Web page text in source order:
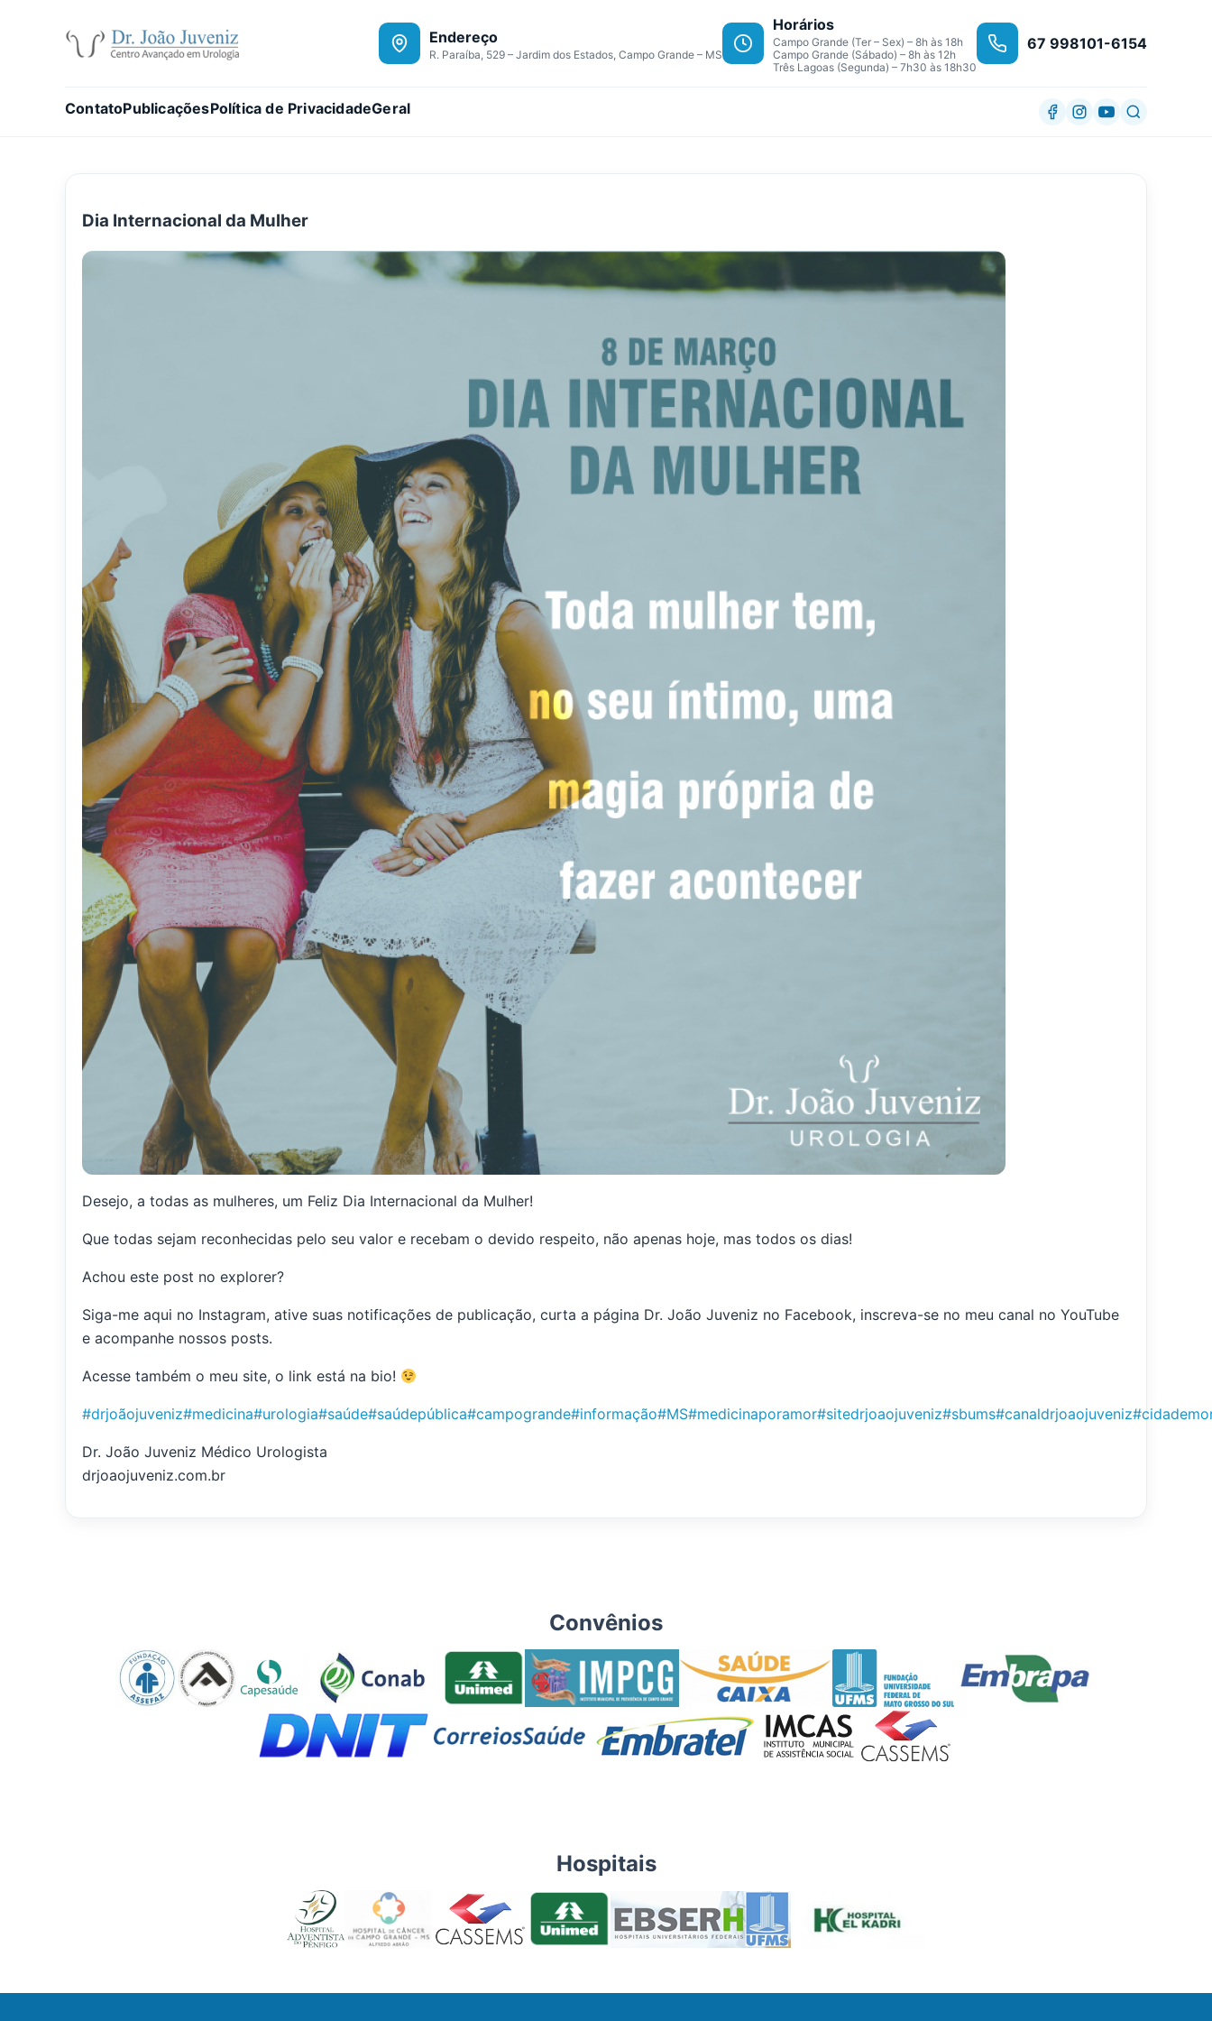
Endereço
R. Paraíba, 529 – Jardim dos Estados, Campo Grande – MS
Horários
Campo Grande (Ter – Sex) – 8h às 18h
Campo Grande (Sábado) – 8h às 12h
Três Lagoas (Segunda) – 7h30 às 18h30
67 998101-6154
ContatoPublicaçõesPolítica de PrivacidadeGeral
Dia Internacional da Mulher
Desejo, a todas as mulheres, um Feliz Dia Internacional da Mulher!
Que todas sejam reconhecidas pelo seu valor e recebam o devido respeito, não apenas hoje, mas todos os dias!
Achou este post no explorer?
Siga-me aqui no Instagram, ative suas notificações de publicação, curta a página Dr. João Juveniz no Facebook, inscreva-se no meu canal no YouTube
e acompanhe nossos posts.
Acesse também o meu site, o link está na bio!
#drjoãojuveniz#medicina#urologia#saúde#saúdepública#campogrande#informação#MS#medicinaporamor#sitedrjoaojuveniz#sbums#canaldrjoaojuveniz
Dr. João Juveniz Médico Urologista
drjoaojuveniz.com.br
Convênios
Hospitais